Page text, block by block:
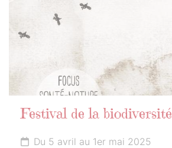
Festival de la biodiversité
Du 5 avril au 1er mai 2025